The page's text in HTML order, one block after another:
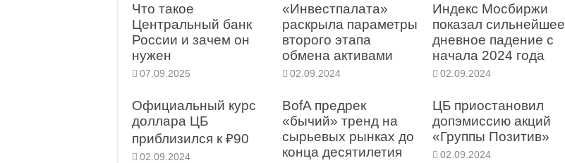
Что такое
Центральный банк
России и зачем он
нужен
07.09.2025
«Инвестпалата»
раскрыла параметры
второго этапа
обмена активами
02.09.2024
Индекс Мосбиржи
показал сильнейшее
дневное падение с
начала 2024 года
02.09.2024
Официальный курс
доллара ЦБ
приблизился к ₽90
02.09.2024
BofA предрек
«бычий» тренд на
сырьевых рынках до
конца десятилетия
ЦБ приостановил
допэмиссию акций
«Группы Позитив»
02.09.2024